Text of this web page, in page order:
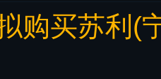
购买苏利(